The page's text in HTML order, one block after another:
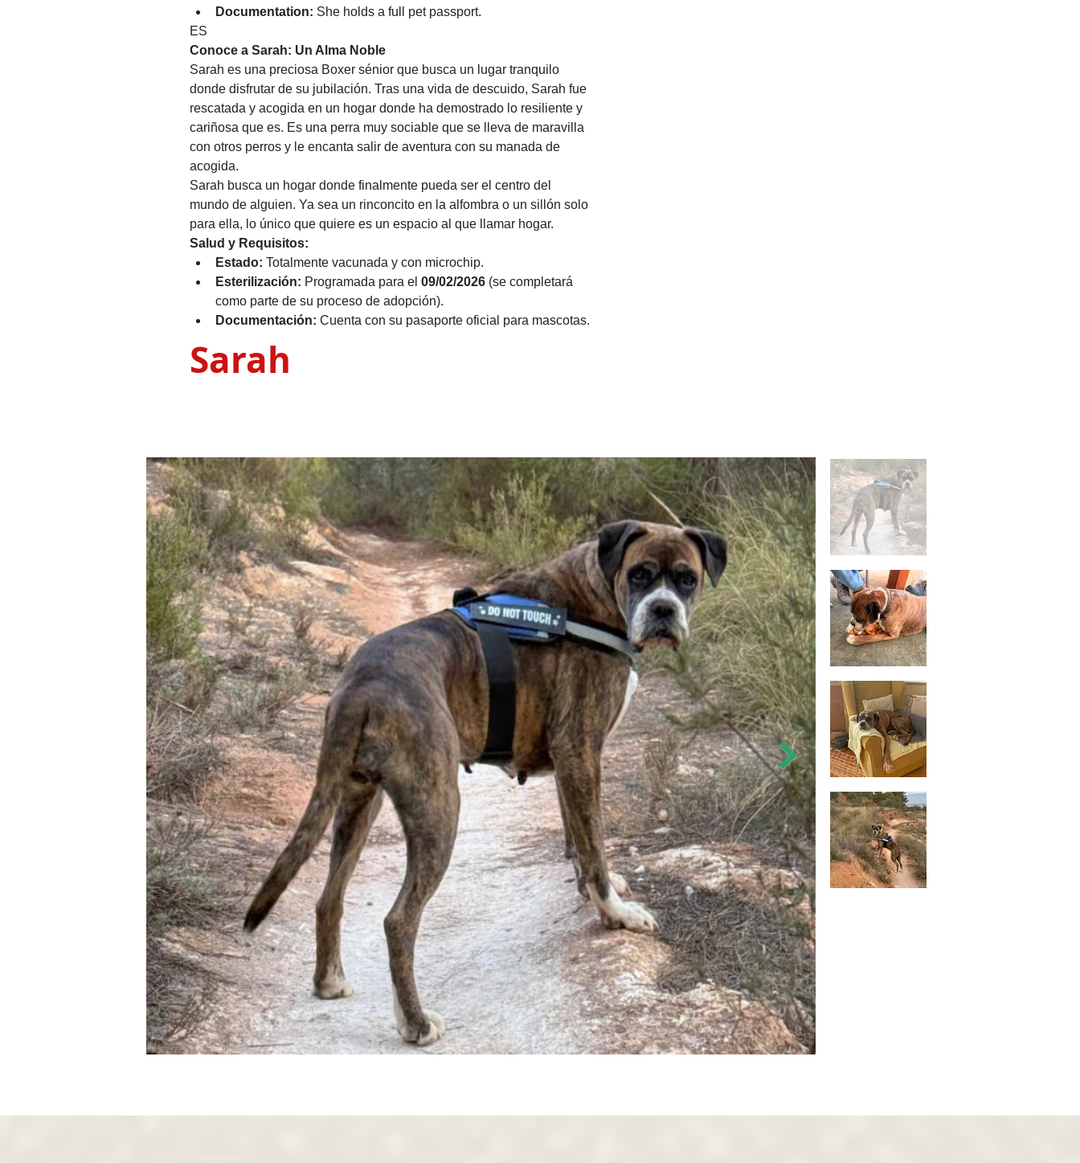
Documentation: She holds a full pet passport.
ES
Conoce a Sarah: Un Alma Noble
Sarah es una preciosa Boxer sénior que busca un lugar tranquilo
donde disfrutar de su jubilación. Tras una vida de descuido, Sarah fue
rescatada y acogida en un hogar donde ha demostrado lo resiliente y
cariñosa que es. Es una perra muy sociable que se lleva de maravilla
con otros perros y le encanta salir de aventura con su manada de
acogida.
Sarah busca un hogar donde finalmente pueda ser el centro del
mundo de alguien. Ya sea un rinconcito en la alfombra o un sillón solo
para ella, lo único que quiere es un espacio al que llamar hogar.
Salud y Requisitos:
Estado: Totalmente vacunada y con microchip.
Esterilización: Programada para el 09/02/2026 (se completará
como parte de su proceso de adopción).
Documentación: Cuenta con su pasaporte oficial para mascotas.
Sarah